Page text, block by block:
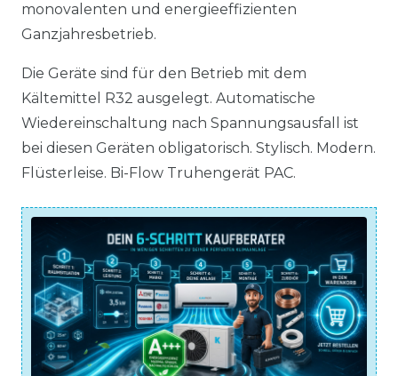
monovalenten und energieeffizienten
Ganzjahresbetrieb.
Die Geräte sind für den Betrieb mit dem
Kältemittel R32 ausgelegt. Automatische
Wiedereinschaltung nach Spannungsausfall ist
bei diesen Geräten obligatorisch. Stylisch. Modern.
Flüsterleise. Bi-Flow Truhengerät PAC.